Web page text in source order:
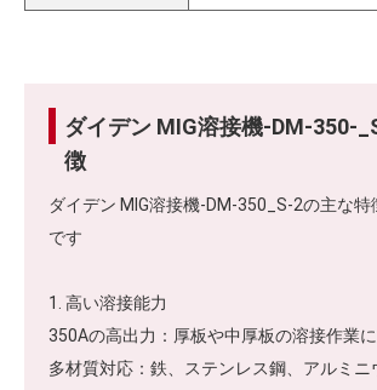
ダイデン MIG溶接機-DM-350-
徴
ダイデン MIG溶接機-DM-350_S-2の主な特
です
1. 高い溶接能力
350Aの高出力：厚板や中厚板の溶接作業に
多材質対応：鉄、ステンレス鋼、アルミニ